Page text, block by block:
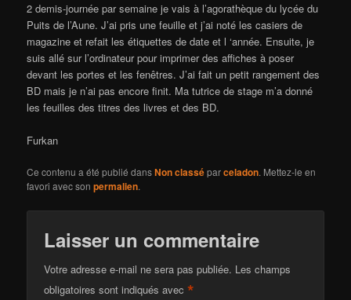
2 demis-journée par semaine je vais à l’agorathèque du lycée du
Puits de l’Aune. J’ai pris une feuille et j’ai noté les casiers de
magazine et refait les étiquettes de date et l ‘année. Ensuite, je
suis allé sur l’ordinateur pour imprimer des affiches à poser
devant les portes et les fenêtres. J’ai fait un petit rangement des
BD mais je n’ai pas encore finit. Ma tutrice de stage m’a donné
les feuilles des titres des livres et des BD.
Furkan
Ce contenu a été publié dansNon classéparceladon. Mettez-le en
favori avec sonpermalien.
Laisser un commentaire
Votre adresse e-mail ne sera pas publiée. Les champs
obligatoires sont indiqués avec*